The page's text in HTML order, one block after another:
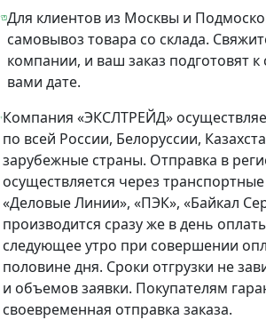
Для клиентов из Москвы и
самовывоз товара со склада.
компании, и ваш заказ подготовят к
вами дате.
Компания «ЭКСЛТРЕЙД»
по всей России, Белоруссии,
зарубежные страны. Отправка в
осуществляется через
«Деловые Линии», «ПЭК», «Байкал
производится сразу же в день
следующее утро при совершении
половине дня. Сроки отгрузки не
и объемов заявки. Покупателям
своевременная отправка заказа.